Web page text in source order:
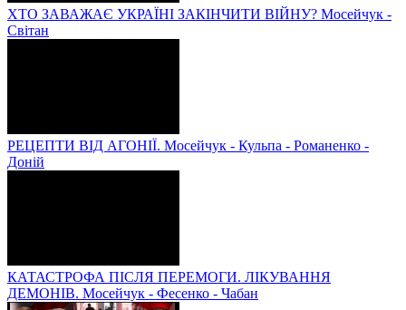
ХТО ЗАВАЖАЄ УКРАЇНІ ЗАКІНЧИТИ ВІЙНУ? Мосейчук -
Світан
РЕЦЕПТИ ВІД АГОНІЇ. Мосейчук - Кульпа - Романенко -
Доній
КАТАСТРОФА ПІСЛЯ ПЕРЕМОГИ. ЛІКУВАННЯ
ДЕМОНІВ. Мосейчук - Фесенко - Чабан